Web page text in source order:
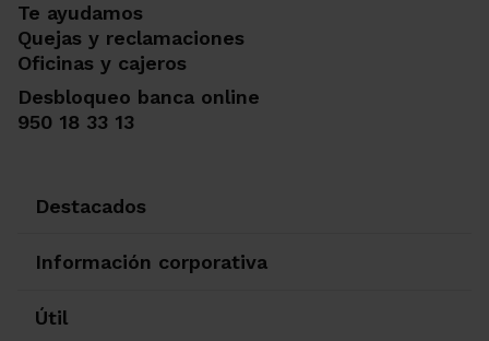
Te ayudamos
Quejas y reclamaciones
Oficinas y cajeros
Desbloqueo banca online
950 18 33 13
Destacados
Información corporativa
Útil